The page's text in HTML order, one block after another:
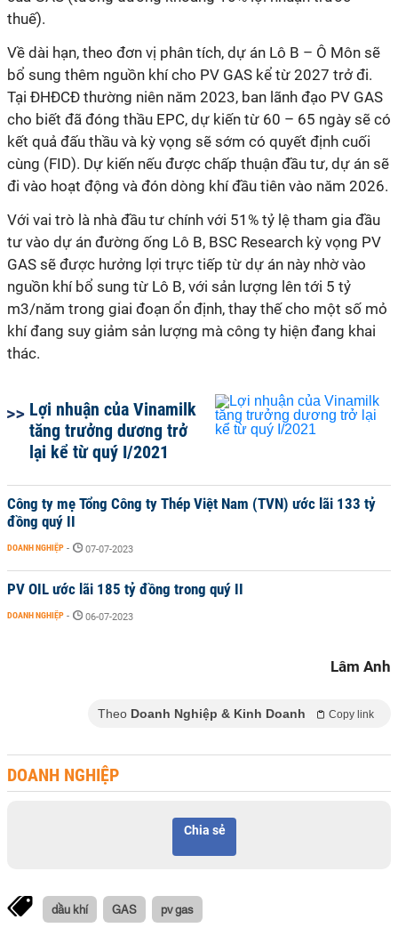
thuế).
Về dài hạn, theo đơn vị phân tích, d ự án Lô B – Ô Môn sẽ
bổ sung thêm nguồn khí cho PV GAS kể từ 2027 trở đi.
Tại ĐHĐCĐ thường niên năm 2023, ban lãnh đạo PV GAS
cho biết đã đóng thầu EPC, dự kiến từ 60 – 65 ngày sẽ có
kết quả đấu thầu và kỳ vọng sẽ sớm có quyết định cuối
cùng (FID). Dự kiến nếu được chấp thuận đầu tư, dự án sẽ
đi vào hoạt động và đón dòng khí đầu tiên vào năm 2026.
Với vai trò là nhà đầu tư chính với 51% tỷ lệ tham gia đầu
tư vào dự án đường ống Lô B, BSC Research kỳ vọng PV
GAS sẽ được hưởng lợi trực tiếp từ dự án này nhờ vào
nguồn khí bổ sung từ Lô B, với sản lượng lên tới 5 tỷ
m3/năm trong giai đoạn ổn định, thay thế cho một số mỏ
khí đang suy giảm sản lượng mà công ty hiện đang khai
thác.
Lợi nhuận của Vinamilk
tăng trưởng dương trở
lại kể từ quý I/2021
Công ty mẹ Tổng Công ty Thép Việt Nam (TVN) ước lãi 133 tỷ
đồng quý II
DOANH NGHIỆP - 07-07-2023
PV OIL ước lãi 185 tỷ đồng trong quý II
DOANH NGHIỆP - 06-07-2023
Lâm Anh
Theo Doanh Nghiệp & Kinh Doanh Copy link
DOANH NGHIỆP
Chia sẻ
dầu khí GAS pv gas